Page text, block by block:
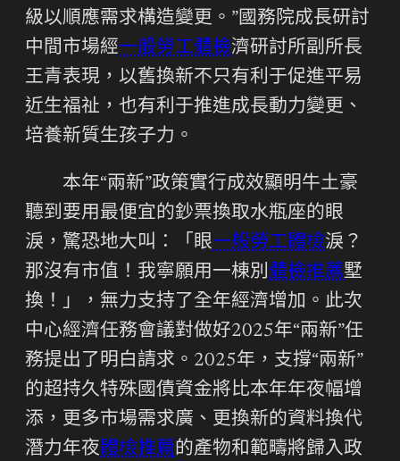
級以順應需求構造變更。”國務院成長研討
中間市場經一般勞工體檢濟研討所副所長
王青表現，以舊換新不只有利于促進平易
近生福祉，也有利于推進成長動力變更、
培養新質生孩子力。
本年“兩新”政策實行成效顯明牛土豪
聽到要用最便宜的鈔票換取水瓶座的眼
淚，驚恐地大叫：「眼一般勞工體檢淚？
那沒有市值！我寧願用一棟別體檢推薦墅
換！」，無力支持了全年經濟增加。此次
中心經濟任務會議對做好2025年“兩新”任
務提出了明白請求。2025年，支撐“兩新”
的超持久特殊國債資金將比本年年夜幅增
添，更多市場需求廣、更換新的資料換代
潛力年夜體檢推薦的產物和範疇將歸入政